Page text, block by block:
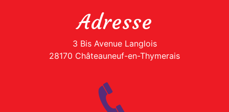
Adresse
3 Bis Avenue Langlois
28170 Châteauneuf-en-Thymerais